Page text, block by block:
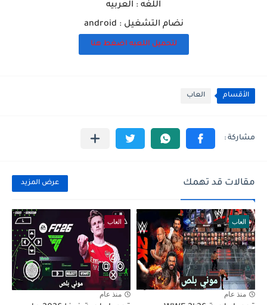
اللغه : العربيه
نضام التشغيل : android
لتحميل اللعبه اضغط هنا
الأقسام العاب
مقالات قد تهمك عرض المزيد
العاب
منذ عام
العاب
منذ عام